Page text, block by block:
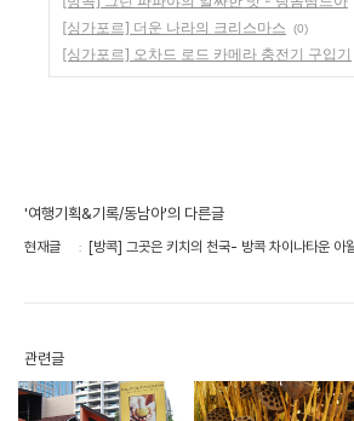
[싱가포르] 더운 나라의 크리스마스 (0)
[싱가포르] 오차드 로드 카메라 충전기 구입기
'여행기획&기록/동남아'의 다른글
현재글 [방콕] 그곳은 키치의 천국- 방콕 차이나타운 아
관련글